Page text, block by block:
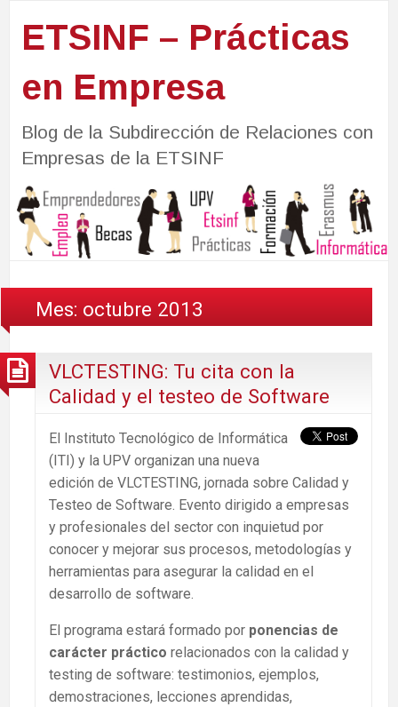
ETSINF – Prácticas
en Empresa
Blog de la Subdirección de Relaciones con
Empresas de la ETSINF
Mes: octubre 2013
VLCTESTING: Tu cita con la
Calidad y el testeo de Software
El Instituto Tecnológico de Informática
(ITI) y la UPV organizan una nueva
edición de VLCTESTING, jornada sobre Calidad y
Testeo de Software. Evento dirigido a empresas
y profesionales del sector con inquietud por
conocer y mejorar sus procesos, metodologías y
herramientas para asegurar la calidad en el
desarrollo de software.
El programa estará formado por ponencias de
carácter práctico relacionados con la calidad y
testing de software: testimonios, ejemplos,
demostraciones, lecciones aprendidas,